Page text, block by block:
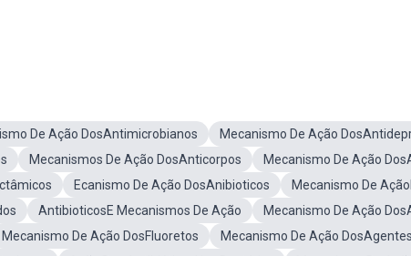
De Ação DosAntimicrobianos
Mecanismo De Ação
Mecanismos De Ação DosAnticorpos
Mecanismo De Ação
Ecanismo De Ação DosAnibioticos
Mecanismo De
AntibioticosE Mecanismos De Ação
Mecanismo De Ação
Mecanismo De Ação DosFluoretos
Mecanismo De Ação